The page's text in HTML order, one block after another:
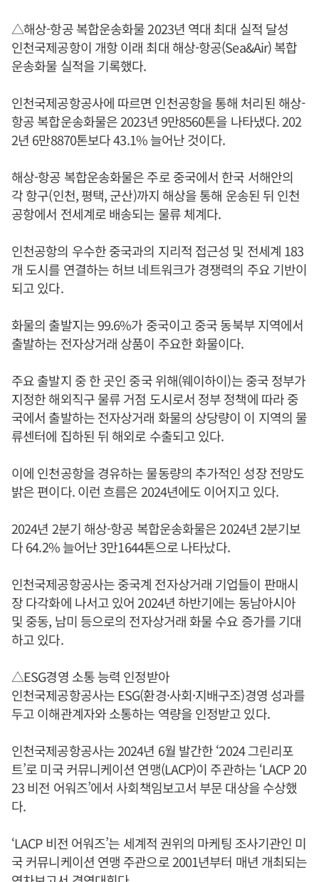
△해상-항공 복합운송화물 2023년 역대 최대 실적 달성
인천국제공항이 개항 이래 최대 해상-항공(Sea&Air) 복합
운송화물 실적을 기록했다.
인천국제공항공사에 따르면 인천공항을 통해 처리된 해상-
항공 복합운송화물은 2023년 9만8560톤을 나타냈다. 202
2년 6만8870톤보다 43.1% 늘어난 것이다.
해상-항공 복합운송화물은 주로 중국에서 한국 서해안의
각 항구(인천, 평택, 군산)까지 해상을 통해 운송된 뒤 인천
공항에서 전세계로 배송되는 물류 체계다.
인천공항의 우수한 중국과의 지리적 접근성 및 전세계 183
개 도시를 연결하는 허브 네트워크가 경쟁력의 주요 기반이
되고 있다.
화물의 출발지는 99.6%가 중국이고 중국 동북부 지역에서
출발하는 전자상거래 상품이 주요한 화물이다.
주요 출발지 중 한 곳인 중국 위해(웨이하이)는 중국 정부가
지정한 해외직구 물류 거점 도시로서 정부 정책에 따라 중
국에서 출발하는 전자상거래 화물의 상당량이 이 지역의 물
류센터에 집하된 뒤 해외로 수출되고 있다.
이에 인천공항을 경유하는 물동량의 추가적인 성장 전망도
밝은 편이다. 이런 흐름은 2024년에도 이어지고 있다.
2024년 2분기 해상-항공 복합운송화물은 2024년 2분기보
다 64.2% 늘어난 3만1644톤으로 나타났다.
인천국제공항공사는 중국계 전자상거래 기업들이 판매시
장 다각화에 나서고 있어 2024년 하반기에는 동남아시아
및 중동, 남미 등으로의 전자상거래 화물 수요 증가를 기대
하고 있다.
△ESG경영 소통 능력 인정받아
인천국제공항공사는 ESG(환경·사회·지배구조)경영 성과를
두고 이해관계자와 소통하는 역량을 인정받고 있다.
인천국제공항공사는 2024년 6월 발간한 ‘2024 그린리포
트’로 미국 커뮤니케이션 연맹(LACP)이 주관하는 ‘LACP 20
23 비전 어워즈’에서 사회책임보고서 부문 대상을 수상했
다.
‘LACP 비전 어워즈’는 세계적 권위의 마케팅 조사기관인 미
국 커뮤니케이션 연맹 주관으로 2001년부터 매년 개최되는